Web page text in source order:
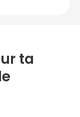
ta